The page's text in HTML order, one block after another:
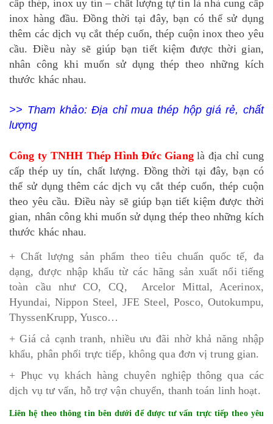
cấp thép, inox uy tín – chất lượng tự tin là nhà cung cấp
inox hàng đầu. Đồng thời tại đây, bạn có thể sử dụng
thêm các dịch vụ cắt thép cuốn, thép cuộn inox theo yêu
cầu. Điều này sẽ giúp bạn tiết kiệm được thời gian,
nhân công khi muốn sử dụng thép theo những kích
thước khác nhau.
>> Tham khảo:Địa chỉ mua thép hộp giá rẻ, chất
lượng
Công ty TNHH Thép Hình Đức Gianglà địa chỉ cung
cấp thép uy tín, chất lượng. Đồng thời tại đây, bạn có
thể sử dụng thêm các dịch vụ cắt thép cuốn, thép cuộn
theo yêu cầu. Điều này sẽ giúp bạn tiết kiệm được thời
gian, nhân công khi muốn sử dụng thép theo những kích
thước khác nhau.
+ Chất lượng sản phẩm theo tiêu chuẩn quốc tế, đa
dạng, được nhập khẩu từ các hãng sản xuất nổi tiếng
toàn cầu như CO, CQ, Arcelor Mittal, Acerinox,
Hyundai, Nippon Steel, JFE Steel, Posco, Outokumpu,
ThyssenKrupp, Yusco…
+ Giá cả cạnh tranh, nhiều ưu đãi nhờ khả năng nhập
khẩu, phân phối trực tiếp, không qua đơn vị trung gian.
+ Phục vụ khách hàng chuyên nghiệp thông qua các
dịch vụ tư vấn, hỗ trợ vận chuyển, thanh toán linh hoạt.
Liên hệ theo thông tin bên dưới để được tư vấn trực tiếp theo yêu